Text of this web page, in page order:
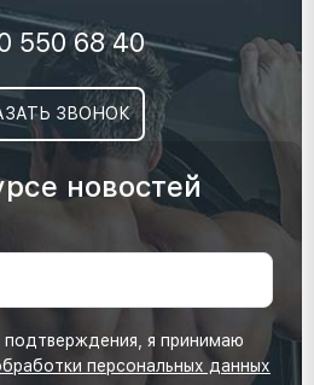
550 68 40
ЗВОНОК
новостей
подтверждения, я принимаю
персональных данных